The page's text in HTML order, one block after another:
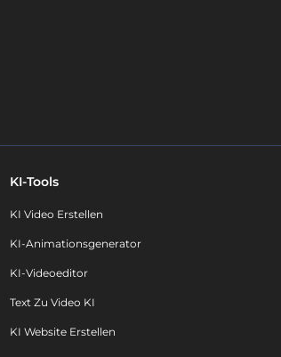
KI-Tools
KI Video Erstellen
KI-Animationsgenerator
KI-Videoeditor
Text Zu Video KI
KI Website Erstellen